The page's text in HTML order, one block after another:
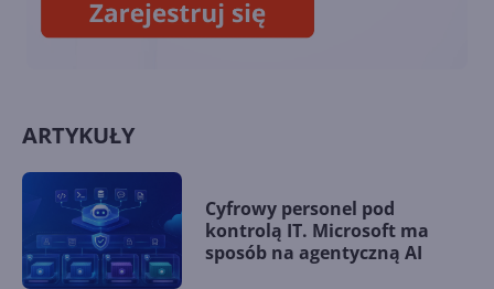
ARTYKUŁY
Cyfrowy personel pod
kontrolą IT. Microsoft ma
sposób na agentyczną AI